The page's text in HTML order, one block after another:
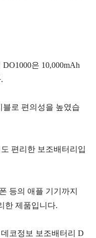
은 10,000mAh
블로 편의성을 높였습
편리한 보조배터리입
등의 애플 기기까지
한 제품입니다.
코정보 보조배터리 D